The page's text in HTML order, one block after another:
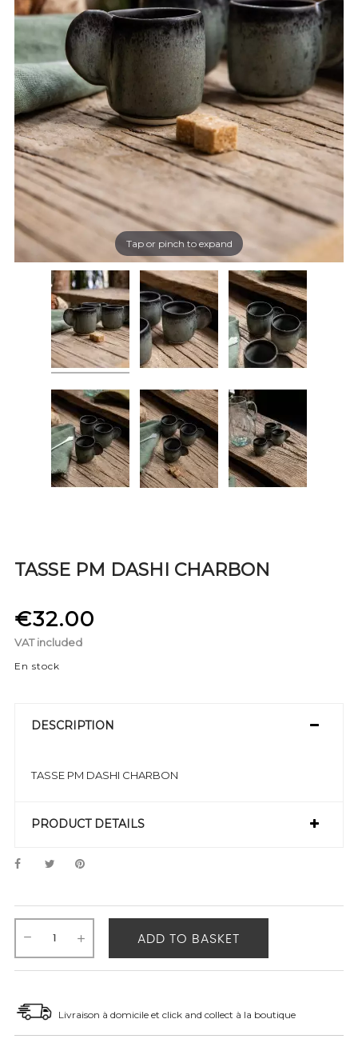
Tap or pinch to expand
TASSE PM DASHI CHARBON
€32.00
VAT included
En stock
DESCRIPTION
TASSE PM DASHI CHARBON
PRODUCT DETAILS
ADD TO BASKET
Livraison à domicile et click and collect à la boutique